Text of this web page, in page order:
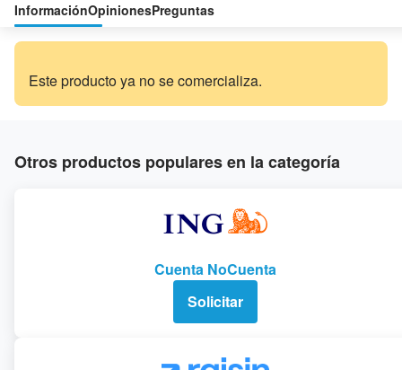
InformaciónOpinionesPreguntas
Este producto ya no se comercializa.
Otros productos populares en la categoría
Cuenta NoCuenta
Solicitar